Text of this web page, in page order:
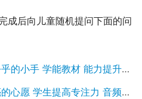
成后向儿童随机提问下面的问
小手 学能教材 能力提升课程
愿 学生提高专注力 音频MP3